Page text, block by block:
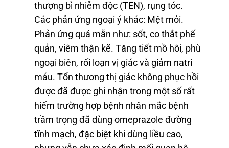
thượng bì nhiễm độc (TEN), rụng tóc.
Các phản ứng ngoại ý khác: Mệt mỏi.
Phản ứng quá mẫn như: sốt, co thắt phế
quản, viêm thận kẽ. Tăng tiết mồ hôi, phù
ngoại biên, rối loạn vị giác và giảm natri
máu. Tổn thương thị giác không phục hồi
được đã được ghi nhận trong một số rất
hiếm trường hợp bệnh nhân mắc bệnh
trầm trọng đã dùng omeprazole đường
tĩnh mạch, đặc biệt khi dùng liều cao,